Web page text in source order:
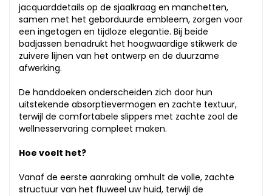
jacquarddetails op de sjaalkraag en manchetten,
samen met het geborduurde embleem, zorgen voor
een ingetogen en tijdloze elegantie. Bij beide
badjassen benadrukt het hoogwaardige stikwerk de
zuivere lijnen van het ontwerp en de duurzame
afwerking.
De handdoeken onderscheiden zich door hun
uitstekende absorptievermogen en zachte textuur,
terwijl de comfortabele slippers met zachte zool de
wellnesservaring compleet maken.
Hoe voelt het?
Vanaf de eerste aanraking omhult de volle, zachte
structuur van het fluweel uw huid, terwijl de